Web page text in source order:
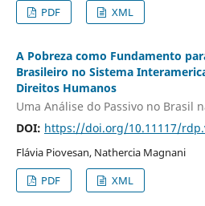
PDF
XML
A Pobreza como Fundamento
Brasileiro no Sistema
Direitos Humanos
Uma Análise do Passivo no Brasil
DOI: https://doi.org/10.11117/
Flávia Piovesan, Nathercia Magnani
PDF
XML